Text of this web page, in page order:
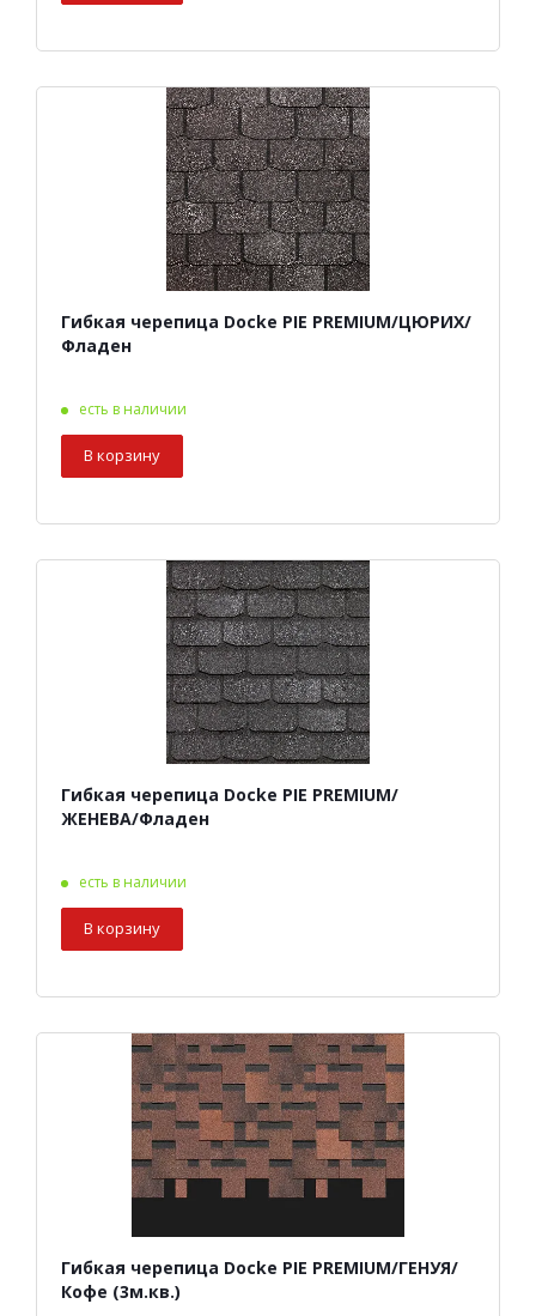
Гибкая черепица Docke PIE PREMIUM/ЦЮРИХ/
Фладен
есть в наличии
В корзину
Гибкая черепица Docke PIE PREMIUM/
ЖЕНЕВА/Фладен
есть в наличии
В корзину
Гибкая черепица Docke PIE PREMIUM/ГЕНУЯ/
Кофе (3м.кв.)